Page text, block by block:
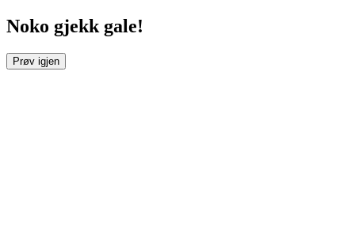
Noko gjekk gale!
Prøv igjen